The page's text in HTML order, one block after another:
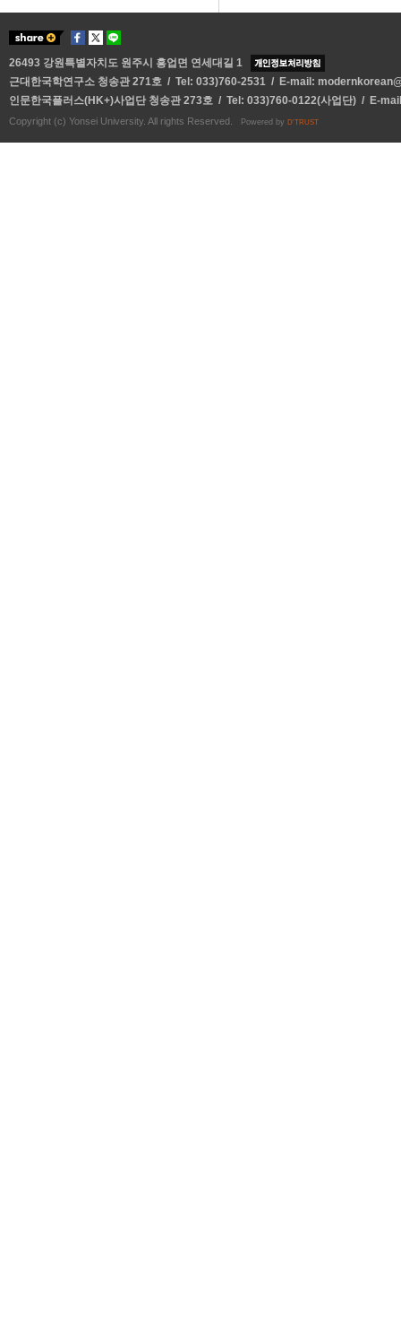
26493 강원특별자치도 원주시 흥업면 연세대길 1
근대한국학연구소 청송관 271호 / Tel: 033)760-2531 / E-mail:
인문한국플러스(HK+)사업단 청송관 273호 / Tel: 033)760-0122(사업단) / E-
Copyright (c) Yonsei University. All rights Reserved. Powered by D'TRUST